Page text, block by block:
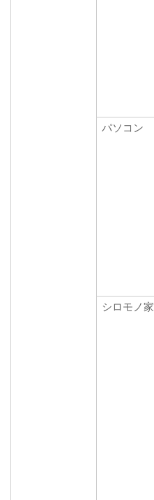
パソコン
シロモノ家